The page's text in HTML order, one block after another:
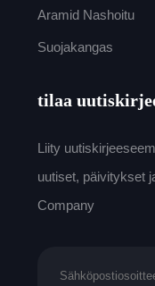
Aramid Nashoitu
Suojakangas
tilaa
Liity
uutiset, päivitykset
Company